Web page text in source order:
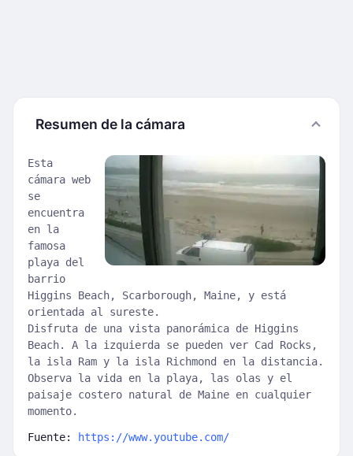
Resumen de la cámara
Esta
cámara web
se
encuentra
en la
famosa
playa del
barrio
Higgins Beach, Scarborough, Maine, y está
orientada al sureste.
Disfruta de una vista panorámica de Higgins
Beach. A la izquierda se pueden ver Cad Rocks,
la isla Ram y la isla Richmond en la distancia.
Observa la vida en la playa, las olas y el
paisaje costero natural de Maine en cualquier
momento.
Fuente: https://www.youtube.com/